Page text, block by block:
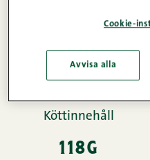
den inhemska
garanterat hög. Ett
Köttinnehåll
118g
Cookie-
Avvisa alla